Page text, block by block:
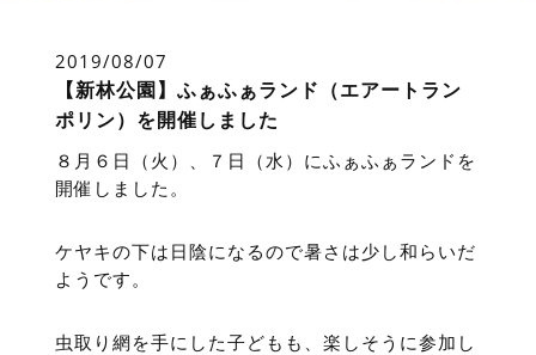
2019/08/07
【新林公園】ふぁふぁランド（エアートラン
ポリン）を開催しました
８月６日（火）、７日（水）にふぁふぁランドを
開催しました。
ケヤキの下は日陰になるので暑さは少し和らいだ
ようです。
虫取り網を手にした子どもも、楽しそうに参加し